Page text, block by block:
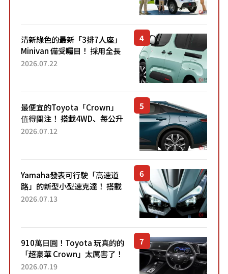
清新綠色的最新「3排7人座」
Minivan 備受矚目！ 採用全長
4.7公尺剛剛好的車身尺寸與
2026.07.22
最便宜的Toyota「Crown」
值得關注！ 搭載4WD、每公升
22.4公里低油耗表現超亮眼！
2026.07.12
Yamaha發表可行駛「高速道
路」的新型小型速克達！ 搭載
能享受超強勁「渦輪感」的動
2026.07.13
910萬日圓！Toyota 玩真的的
「超豪華 Crown」太厲害了！
採用由「匠人技藝」打造的
2026.07.19